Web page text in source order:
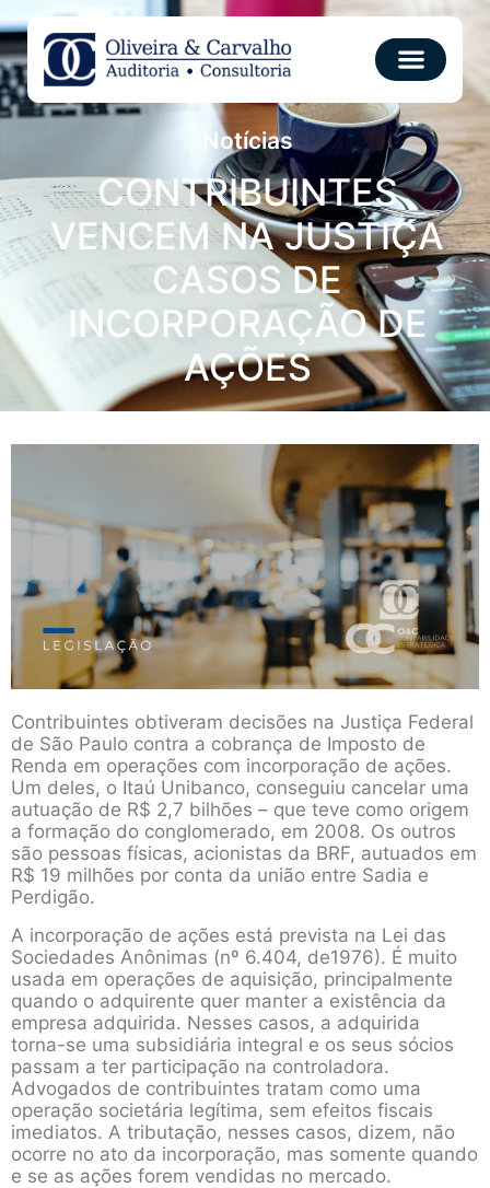
Notícias
CONTRIBUINTES
VENCEM NA JUSTIÇA
CASOS DE
INCORPORAÇÃO DE
AÇÕES
Contribuintes obtiveram decisões na Justiça Federal
de São Paulo contra a cobrança de Imposto de
Renda em operações com incorporação de ações.
Um deles, o Itaú Unibanco, conseguiu cancelar uma
autuação de R$ 2,7 bilhões – que teve como origem
a formação do conglomerado, em 2008. Os outros
são pessoas físicas, acionistas da BRF, autuados em
R$ 19 milhões por conta da união entre Sadia e
Perdigão.
A incorporação de ações está prevista na Lei das
Sociedades Anônimas (nº 6.404, de1976). É muito
usada em operações de aquisição, principalmente
quando o adquirente quer manter a existência da
empresa adquirida. Nesses casos, a adquirida
torna-se uma subsidiária integral e os seus sócios
passam a ter participação na controladora.
Advogados de contribuintes tratam como uma
operação societária legítima, sem efeitos fiscais
imediatos. A tributação, nesses casos, dizem, não
ocorre no ato da incorporação, mas somente quando
e se as ações forem vendidas no mercado.